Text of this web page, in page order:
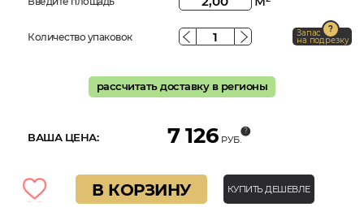
Количество упаковок Запас
на подрезку
рассчитать доставку в регионы
ВАША ЦЕНА: 7 126 РУБ.
В КОРЗИНУ КУПИТЬ ДЕШЕВЛЕ